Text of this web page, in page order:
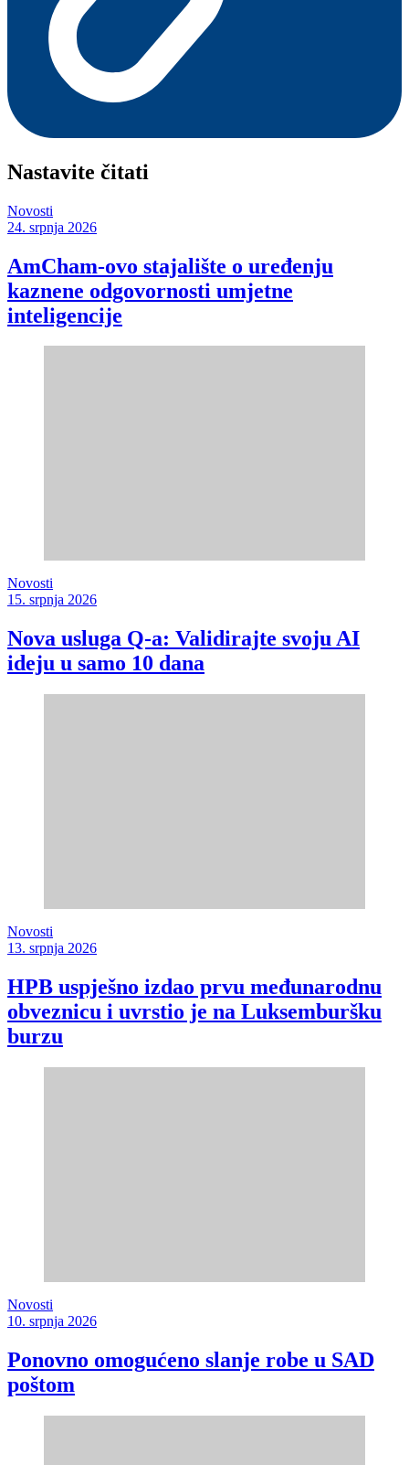
Nastavite čitati
Novosti
24. srpnja 2026
AmCham-ovo stajalište o uređenju
kaznene odgovornosti umjetne
inteligencije
Novosti
15. srpnja 2026
Nova usluga Q-a: Validirajte svoju AI
ideju u samo 10 dana
Novosti
13. srpnja 2026
HPB uspješno izdao prvu međunarodnu
obveznicu i uvrstio je na Luksemburšku
burzu
Novosti
10. srpnja 2026
Ponovno omogućeno slanje robe u SAD
poštom